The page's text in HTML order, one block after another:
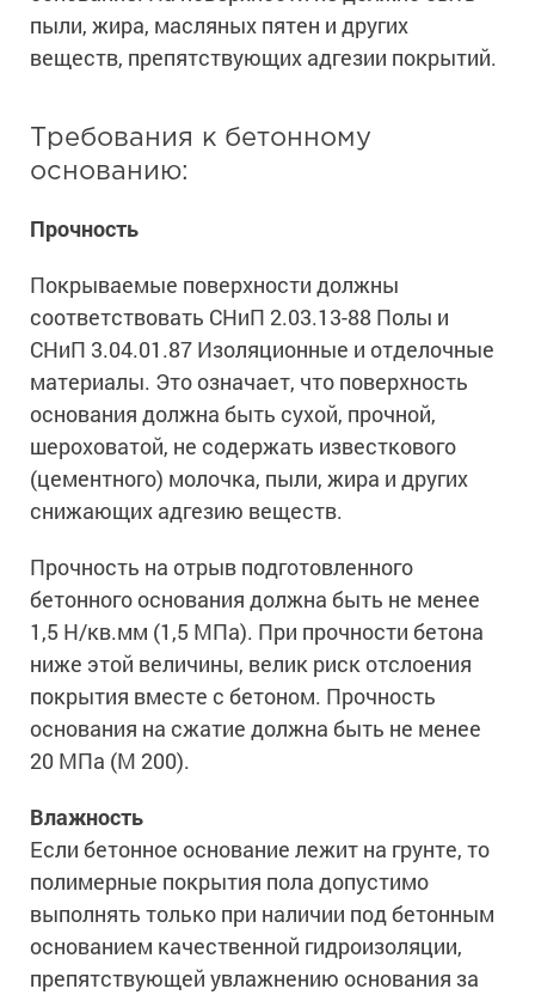
Растворители и разбавители для металла
Сопутствующие товары
Сопутствующие товары
Пищевая промышленность
Сопутствующие товары
Жидкая теплоизоляция
Для фасада
Сопутствующие товары
Для бетонных полов
Для фасада
Для дерева
Для интерьеров
Сопутствующие товары
Антистатические покрытия
Для бетона
Промышленные покрытия
Промышленные полы
Ремонт промышленных полов
Защита железобетонных конструкций
Промышленные металлоконструкции
Промышленное оборудование
Промышленные ремонтные покрытия для металла
Промышленные стены
Холодное цинкование
Грунтовки для холодного цинкования
Сопутствующие товары
Молотковые эмали
Для металла
Сопутствующие товары
Антикоррозионная защита
Толстослойные грунт-эмали
Алюминиевые краски
Морозостойкие краски
Морозостойкие краски для бетонных полов
Морозостойкие краски для фасада
Сопутствующие товары
пыли, жира, масляных пятен и других
веществ, препятствующих адгезии покрытий.
Требования к бетонному
основанию:
Прочность
Покрываемые поверхности должны
соответствовать СНиП 2.03.13-88 Полы и
СНиП 3.04.01.87 Изоляционные и отделочные
материалы. Это означает, что поверхность
основания должна быть сухой, прочной,
шероховатой, не содержать известкового
(цементного) молочка, пыли, жира и других
снижающих адгезию веществ.
Прочность на отрыв подготовленного
бетонного основания должна быть не менее
1,5 Н/кв.мм (1,5 МПа). При прочности бетона
ниже этой величины, велик риск отслоения
покрытия вместе с бетоном. Прочность
основания на сжатие должна быть не менее
20 МПа (М 200).
Влажность
Если бетонное основание лежит на грунте, то
полимерные покрытия пола допустимо
выполнять только при наличии под бетонным
основанием качественной гидроизоляции,
препятствующей увлажнению основания за